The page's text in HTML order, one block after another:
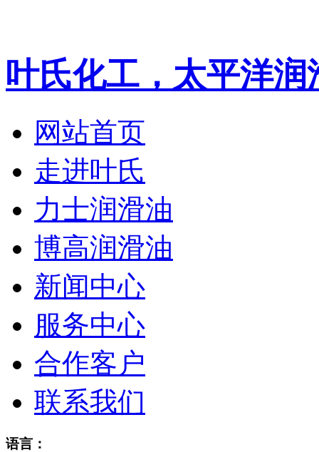
叶氏化工，太平洋润
网站首页
走进叶氏
力士润滑油
博高润滑油
新闻中心
服务中心
合作客户
联系我们
语言：